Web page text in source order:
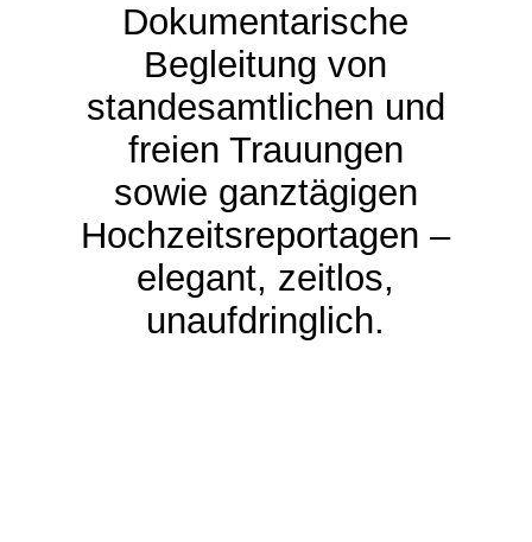
Dokumentarische
Begleitung von
standesamtlichen und
freien Trauungen
sowie ganztägigen
Hochzeitsreportagen –
elegant, zeitlos,
unaufdringlich.